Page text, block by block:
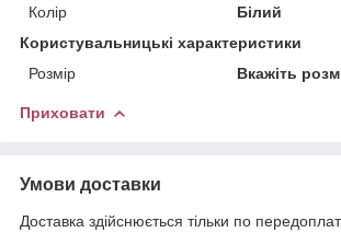
Колір
Білий
Користувальницькі характеристики
Розмір
Вкажіть
Приховати
Умови доставки
Доставка здійснюється тільки по